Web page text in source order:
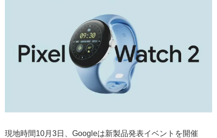
現地時間10月3日、Googleは新製品発表イベントを開催